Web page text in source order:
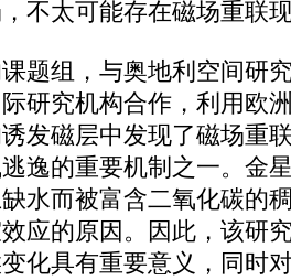
不太可能存在磁场重联
组，与奥地利空间研
研究机构合作，利用欧
发磁层中发现了磁场重
逸的重要机制之一。金
水而被富含二氧化碳的
应的原因。因此，该研
化具有重要意义，同时